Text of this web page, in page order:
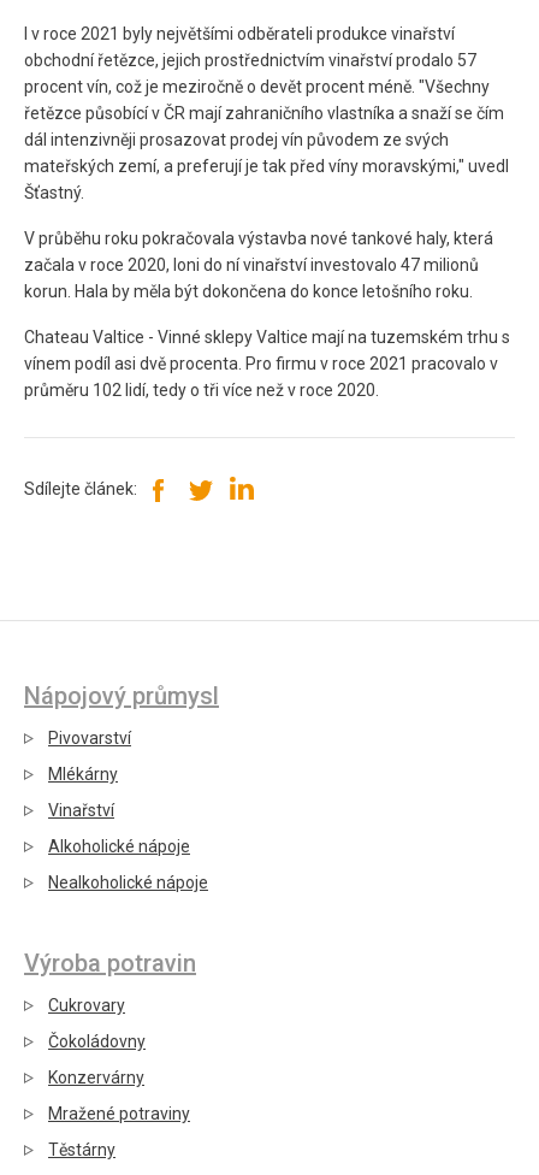
I v roce 2021 byly největšími odběrateli produkce vinařství
obchodní řetězce, jejich prostřednictvím vinařství prodalo 57
procent vín, což je meziročně o devět procent méně. "Všechny
řetězce působící v ČR mají zahraničního vlastníka a snaží se čím
dál intenzivněji prosazovat prodej vín původem ze svých
mateřských zemí, a preferují je tak před víny moravskými," uvedl
Šťastný.
V průběhu roku pokračovala výstavba nové tankové haly, která
začala v roce 2020, loni do ní vinařství investovalo 47 milionů
korun. Hala by měla být dokončena do konce letošního roku.
Chateau Valtice - Vinné sklepy Valtice mají na tuzemském trhu s
vínem podíl asi dvě procenta. Pro firmu v roce 2021 pracovalo v
průměru 102 lidí, tedy o tři více než v roce 2020.
Sdílejte článek:
Nápojový průmysl
Pivovarství
Mlékárny
Vinařství
Alkoholické nápoje
Nealkoholické nápoje
Výroba potravin
Cukrovary
Čokoládovny
Konzervárny
Mražené potraviny
Těstárny